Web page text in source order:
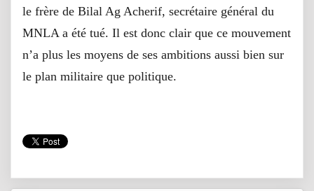
le frère de Bilal Ag Acherif, secrétaire général du
MNLA a été tué. Il est donc clair que ce mouvement
n’a plus les moyens de ses ambitions aussi bien sur
le plan militaire que politique.